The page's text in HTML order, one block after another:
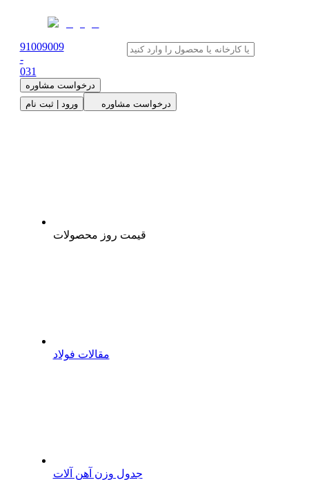
91009009
-
031
درخواست مشاوره
ورود | ثبت نام
درخواست مشاوره
قیمت روز محصولات
مقالات فولاد
جدول وزن آهن آلات